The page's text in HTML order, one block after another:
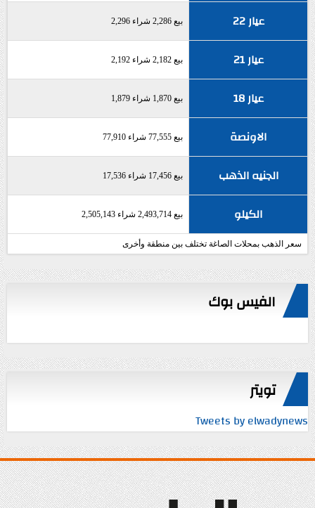
عيار 22 بيع 2,286 شراء 2,296
عيار 21 بيع 2,182 شراء 2,192
عيار 18 بيع 1,870 شراء 1,879
الاونصة بيع 77,555 شراء 77,910
الجنيه الذهب بيع 17,456 شراء 17,536
الكيلو بيع 2,493,714 شراء 2,505,143
سعر الذهب بمحلات الصاغة تختلف بين منطقة وأخرى
الفيس بوك
تويتر
Tweets by elwadynews